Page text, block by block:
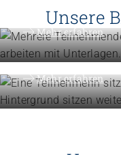
Unsere
Mehr erfahren
Weiterbildung
Erweitern
Mehr erfahren